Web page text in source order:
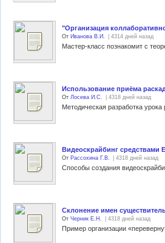
"Организация
От Иванова В.И. | 4314 дней назад
Использование приёма
От Лосева И.С. | 4318 дней назад
Видеоскрайбинг средствами
От Рассохина Г.В. | 4318 дней назад
Способы создания
Склонение имен
От Черник Е.Н. | 4318 дней назад